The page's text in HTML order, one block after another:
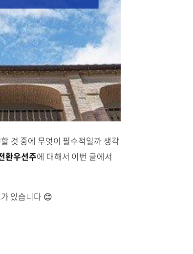
것 중에 무엇이 필수적일까 생각
환우선주에 대해서 이번 글에서
있습니다 😊